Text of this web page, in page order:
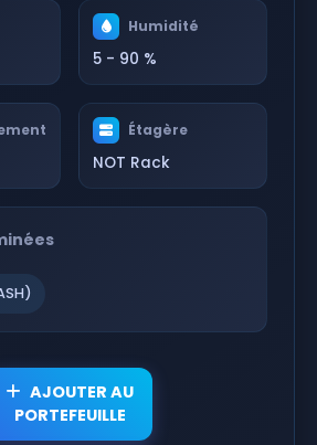
Humidité
5 - 90 %
Étagère
NOT Rack
AJOUTER AU
PORTEFEUILLE